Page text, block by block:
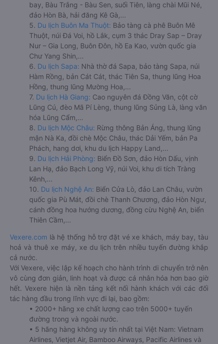
bay, Bàu Trắng - Bàu Sen, suối Tiên, làng chài Mũi Né,
đảo Hòn Bà, hải đăng Kê Gà,...
5. Du lịch Buôn Ma Thuột: Bảo tàng cà phê Buôn Mê
Thuột, núi Đá Voi, hồ Lắk, cụm 3 thác Dray Sap – Dray
Nur – Gia Long, Buôn Đôn, hồ Ea Kao, vườn quốc gia
Chư Yang Shin,...
6. Du lịch Sapa: Nhà thờ đá Sapa, bảo tàng Sapa, núi
Hàm Rồng, bản Cát Cát, thác Tiên Sa, thung lũng Hoa
Hồng, thung lũng Mường Hoa,...
7. Du lịch Hà Giang: Cao nguyên đá Đồng Văn, cột cờ
Lũng Cú, đèo Mã Pí Lèng, thung lũng Sủng Là, làng văn
hóa Lũng Cẩm,...
8. Du lịch Mộc Châu: Rừng thông Bản Áng, thung lũng
mận Nà Ka, đồi chè Mộc Châu, thác Dải Yếm, bản Pa
Phách, hang dơi, khu du lịch Happy Land,...
9. Du lịch Hải Phòng: Biển Đồ Sơn, đảo Hòn Dấu, vịnh
Lan Hạ, đảo Bạch Long Vỹ, núi Voi, khu di tích Tràng
Kênh,...
10. Du lịch Nghệ An: Biển Cửa Lò, đảo Lan Châu, vườn
quốc gia Pù Mát, đồi chè Thanh Chương, đảo Hòn Ngư,
cánh đồng hoa hướng dương, đồng cừu Nghệ An, biển
Thiên Cầm,...
Vexere.com là hệ thống hỗ trợ đặt vé xe khách, máy bay, tàu
hoả và thuê xe máy, xe du lịch trên nhiều tuyến đường khắp
cả nước.
Với Vexere, việc lập kế hoạch cho hành trình di chuyển trở nên
vô cùng đơn giản, linh hoạt và được cá nhân hóa hơn bao giờ
hết. Vexere hiện là nền tảng kết nối hành khách với các đối
tác hàng đầu trong lĩnh vực đi lại, bao gồm:
• 2000+ hãng xe chất lượng cao trên 5000+ tuyến
đường trong và ngoài nước.
• 5 hãng hàng không uy tín nhất tại Việt Nam: Vietnam
Airlines, Vietjet Air, Bamboo Airways, Pacific Airlines và